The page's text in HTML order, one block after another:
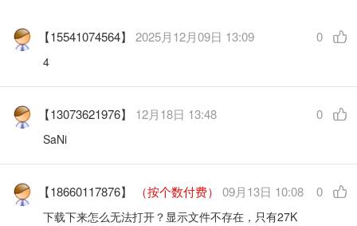
【15541074564】2025月12月09日 13:09 0
4
【13073621976】 12月18日 13:48 0
SaNi
【18660117876】 （按个数付费） 09月13日 10:08 0
下载下来怎么无法打开？显示文件不存在，只有27K